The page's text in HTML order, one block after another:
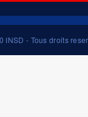
INSD - Tous droits